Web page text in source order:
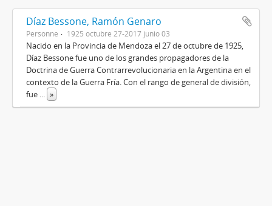
Díaz Bessone, Ramón Genaro
Personne 1925 octubre 27-2017 junio 03
Nacido en la Provincia de Mendoza el 27 de octubre de 1925,
Díaz Bessone fue uno de los grandes propagadores de la
Doctrina de Guerra Contrarrevolucionaria en la Argentina en el
contexto de la Guerra Fría. Con el rango de general de división,
fue ... »